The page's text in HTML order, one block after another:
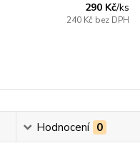
290 Kč/ks
240 Kč bez DPH
Hodnocení 0